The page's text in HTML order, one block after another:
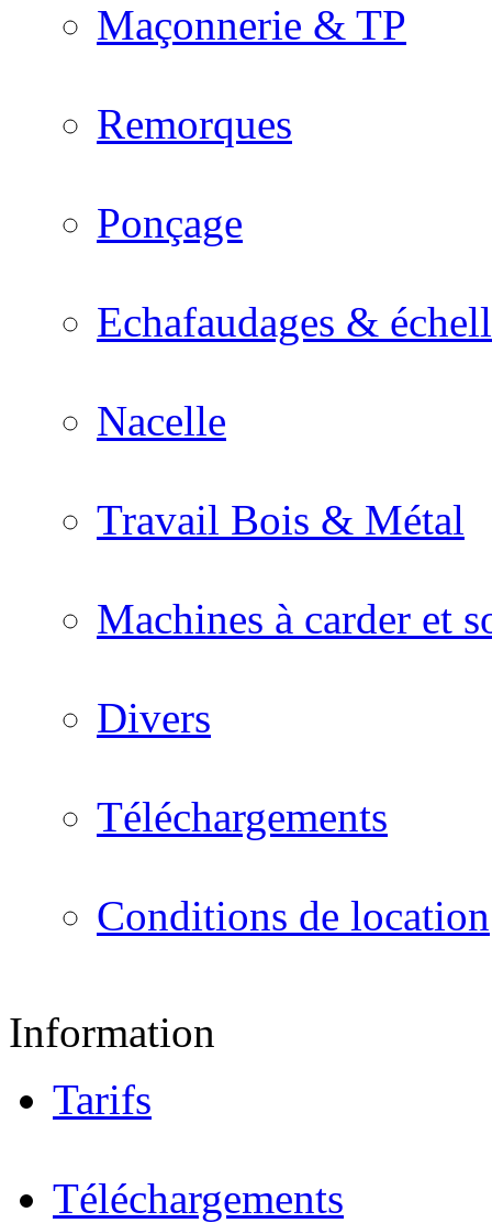
Maçonnerie & TP
Remorques
Ponçage
Echafaudages &
Nacelle
Travail Bois & Métal
Machines à carder et
Divers
Téléchargements
Conditions de location
Information
Tarifs
Téléchargements